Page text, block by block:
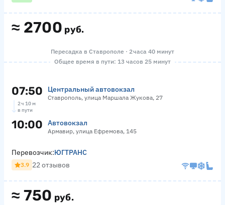
≈ 2700 руб.
Пересадка в Ставрополе · 2 часа 40 минут
Общее время в пути: 13 часов 25 минут
07:50 Центральный автовокзал
Ставрополь, улица Маршала Жукова, 27
2 ч 10 м
в пути
10:00 Автовокзал
Армавир, улица Ефремова, 145
≈ 750 руб.
Перевозчик:ЮГТРАНС
3.9 22 отзывов